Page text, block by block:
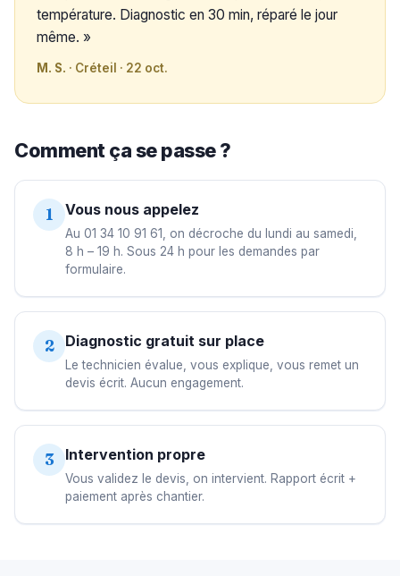
température. Diagnostic en 30 min, réparé le jour
même. »
M. S. · Créteil · 22 oct.
Comment ça se passe ?
1 Vous nous appelez
Au 01 34 10 91 61, on décroche du lundi au samedi,
8 h – 19 h. Sous 24 h pour les demandes par
formulaire.
2 Diagnostic gratuit sur place
Le technicien évalue, vous explique, vous remet un
devis écrit. Aucun engagement.
3 Intervention propre
Vous validez le devis, on intervient. Rapport écrit +
paiement après chantier.